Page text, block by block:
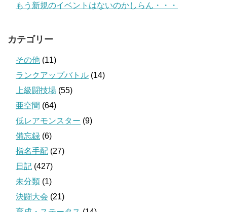
もう新規のイベントはないのかしらん・・・
カテゴリー
その他 (11)
ランクアップバトル (14)
上級闘技場 (55)
亜空間 (64)
低レアモンスター (9)
備忘録 (6)
指名手配 (27)
日記 (427)
未分類 (1)
決闘大会 (21)